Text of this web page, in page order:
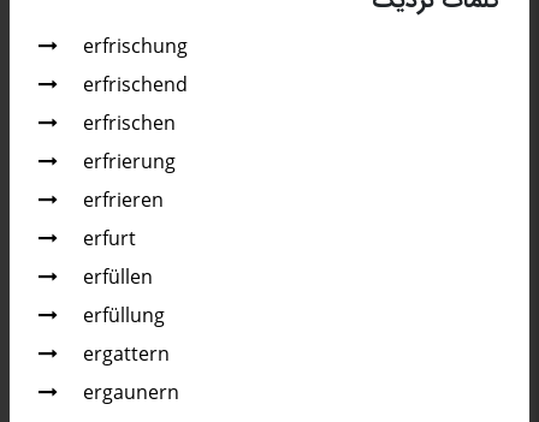
erfrischung
erfrischend
erfrischen
erfrierung
erfrieren
erfurt
erfüllen
erfüllung
ergattern
ergaunern